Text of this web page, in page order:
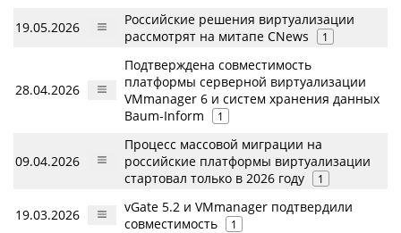
19.05.2026
Российские решения виртуализации
рассмотрят на митапе CNews
1
28.04.2026
Подтверждена совместимость
платформы серверной виртуализации
VMmanager 6 и систем хранения данных
Baum-Inform
1
09.04.2026
Процесс массовой миграции на
российские платформы виртуализации
стартовал только в 2026 году
1
19.03.2026
vGate 5.2 и VMmanager подтвердили
совместимость
1